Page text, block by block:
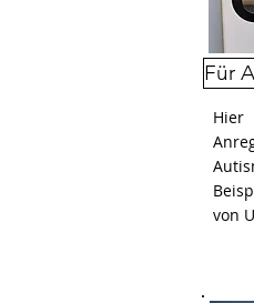
Für
von